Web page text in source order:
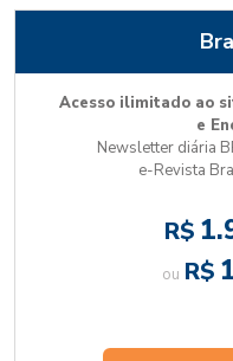
Acesso ilimitado ao
e
Newsletter diária
e-Revista
R$
ou R$